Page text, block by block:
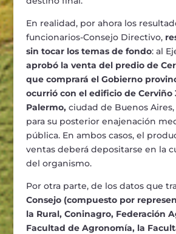
En realidad, por ahora los
funcionarios-Consejo Directivo,
sin tocar los temas de fondo: al
aprobó la venta del predio de
que comprará el Gobierno
ocurrió con el edificio de Cerviño
Palermo,ciudad de Buenos
para su posterior enajenación
pública. En ambos casos, el
ventas deberá depositarse en la
del organismo.
Por otra parte, de los datos que
Consejo (compuesto por
la Rural, Coninagro, Federación
Facultad de Agronomía, la